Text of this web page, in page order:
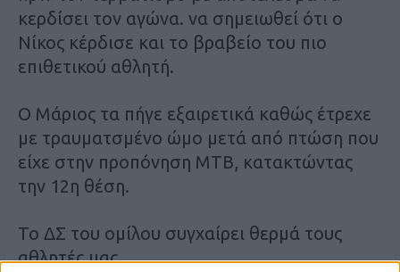
κερδίσει τον αγώνα. να σημειωθεί ότι ο
Νίκος κέρδισε και το βραβείο του πιο
επιθετικού αθλητή.
Ο Μάριος τα πήγε εξαιρετικά καθώς έτρεχε
με τραυματσμένο ώμο μετά από πτώση που
είχε στην προπόνηση ΜΤΒ, κατακτώντας
την 12η θέση.
Το ΔΣ του ομίλου συγχαίρει θερμά τους
αθλητές μας.